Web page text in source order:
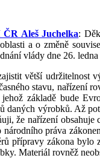
Aleš Juchelka:
a o změně
vlády dne 26.
větší udržitelnost
stavu, nařízení
základě bude
daných výrobků. Až
že nařízení
práva
přípravy zákona bylo
Materiál rovněž